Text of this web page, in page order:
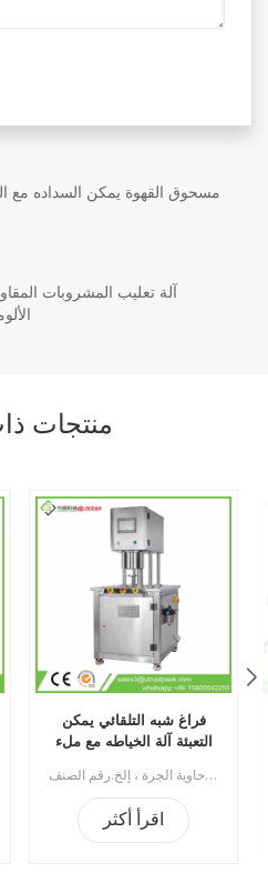
مسحوق القهوة يمكن السداده مع
منتجات
فراغ شبه التلقائي يمكن
التعبئة آلة الخياطه مع ملء
آلة تغليف العلب ذات الفراغ شبه الأوتوماتيكية مع النيتروجين الملئ يستخدم على نطاق واسع في صناعة الأغذية ، الكيماويات ، الأدوية ، الشرب ، ينطبق على علب البلاستيك / القصدير / الألومنيوم ، الزجاجة ، حاوية الجرة ، إلخ.رقم الصنف:UT1BFG6الحد الأدنى للطلب:1قسط:TTميناء الشحن:قوانغتشوالمنطقة الأصلية:قوانغتشو، الصينمهلة:15 يوما بعد تلقي الودائع
اقرأ أكثر